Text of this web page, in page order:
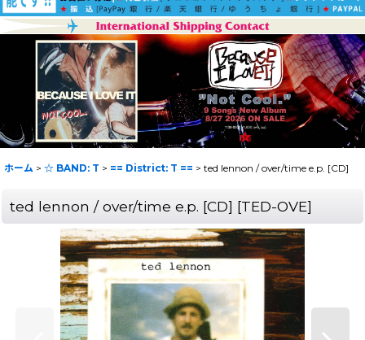
ホーム > ☆ BAND: T > == District: T == > ted lennon / over/time e.p. [CD]
ted lennon / over/time e.p. [CD] [TED-OVE]